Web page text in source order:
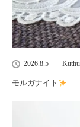
2026.8.5
モルガナイト